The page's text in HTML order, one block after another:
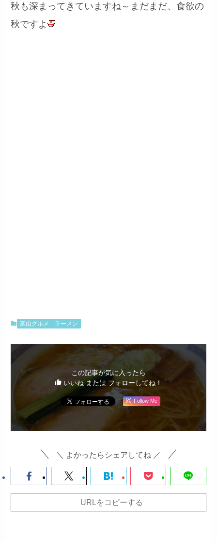
秋も深まってきていますね～まだまだ、食欲の
秋ですよ
富山グルメ ラーメン
この記事が気に入ったら
いいね または フォローしてね！
Follow Me
＼ よかったらシェアしてね ／
URLをコピーする